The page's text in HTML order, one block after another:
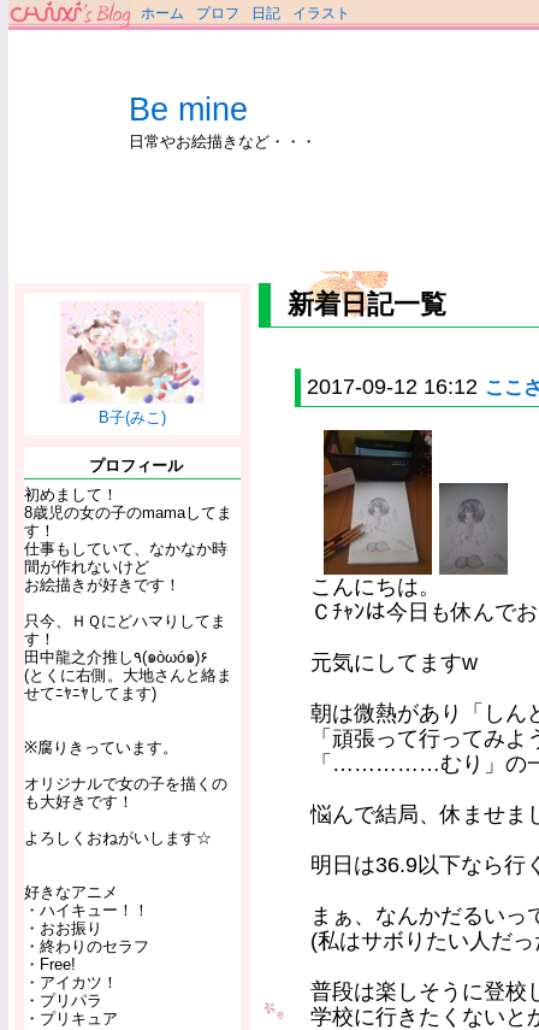
ホーム プロフ 日記 イラスト
Be mine
日常やお絵描きなど・・・
B子(みこ)
プロフィール
初めまして！
8歳児の女の子のmamaしてま
す！
仕事もしていて、なかなか時
間が作れないけど
お絵描きが好きです！
只今、ＨＱにどハマりしてま
す！
田中龍之介推し٩(๑òωó๑)۶
(とくに右側。大地さんと絡ま
せてﾆﾔﾆﾔしてます)
※腐りきっています。
オリジナルで女の子を描くの
も大好きです！
よろしくおねがいします☆
好きなアニメ
・ハイキュー！！
・おお振り
・終わりのセラフ
・Free!
・アイカツ！
・プリパラ
・プリキュア
新着日記一覧
2017-09-12 16:12 ここ
こんにちは。
Ｃﾁｬﾝは今日も休んで
元気にしてますw
朝は微熱があり「しん
「頑張って行ってみ
「……………むり」の
悩んで結局、休ませま
明日は36.9以下なら行
まぁ、なんかだるい
(私はサボりたい人だ
普段は楽しそうに登校
学校に行きたくない